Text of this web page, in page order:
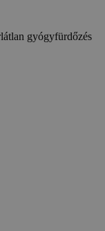
gyógyfürdőzés